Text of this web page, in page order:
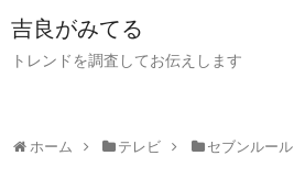
吉良がみてる
トレンドを調査してお伝えします
ホーム テレビ セブンルール